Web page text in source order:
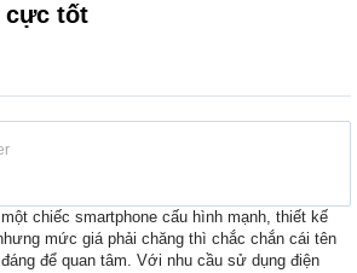
cực tốt
chiếc smartphone cấu hình mạnh, thiết kế
mức giá phải chăng thì chắc chắn cái tên
để quan tâm. Với nhu cầu sử dụng điện